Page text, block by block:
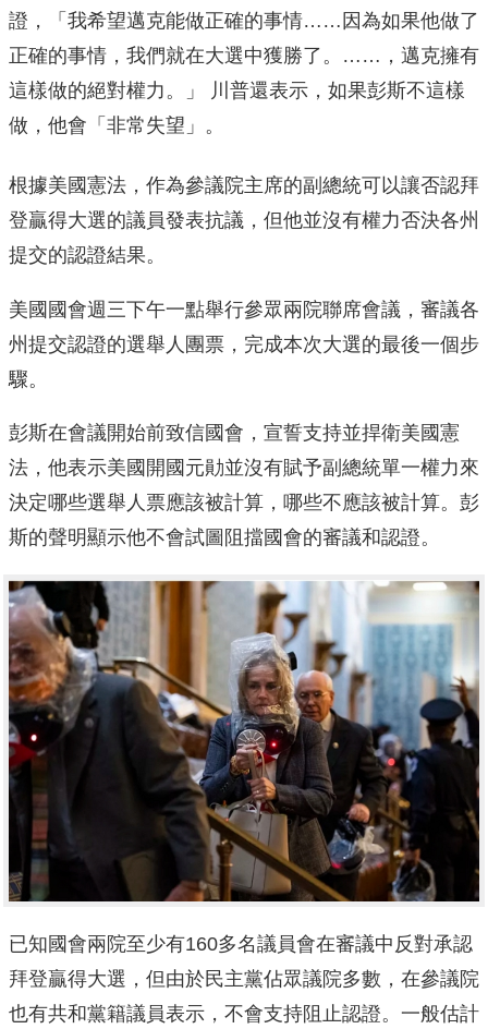
證，「我希望邁克能做正確的事情……因為如果他做了
正確的事情，我們就在大選中獲勝了。……，邁克擁有
這樣做的絕對權力。」 川普還表示，如果彭斯不這樣
做，他會「非常失望」。
根據美國憲法，作為參議院主席的副總統可以讓否認拜
登贏得大選的議員發表抗議，但他並沒有權力否決各州
提交的認證結果。
美國國會週三下午一點舉行參眾兩院聯席會議，審議各
州提交認證的選舉人團票，完成本次大選的最後一個步
驟。
彭斯在會議開始前致信國會，宣誓支持並捍衛美國憲
法，他表示美國開國元勛並沒有賦予副總統單一權力來
決定哪些選舉人票應該被計算，哪些不應該被計算。彭
斯的聲明顯示他不會試圖阻擋國會的審議和認證。
已知國會兩院至少有160多名議員會在審議中反對承認
拜登贏得大選，但由於民主黨佔眾議院多數，在參議院
也有共和黨籍議員表示，不會支持阻止認證。一般估計